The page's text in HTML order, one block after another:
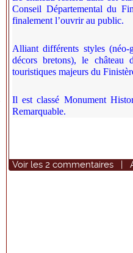
Conseil Départemental du
finalement l’ouvrir au public.
Alliant différents styles (néo-
décors bretons), le château
touristiques majeurs du
Il est classé Monument
Remarquable.
Voir les 2 commentaires |